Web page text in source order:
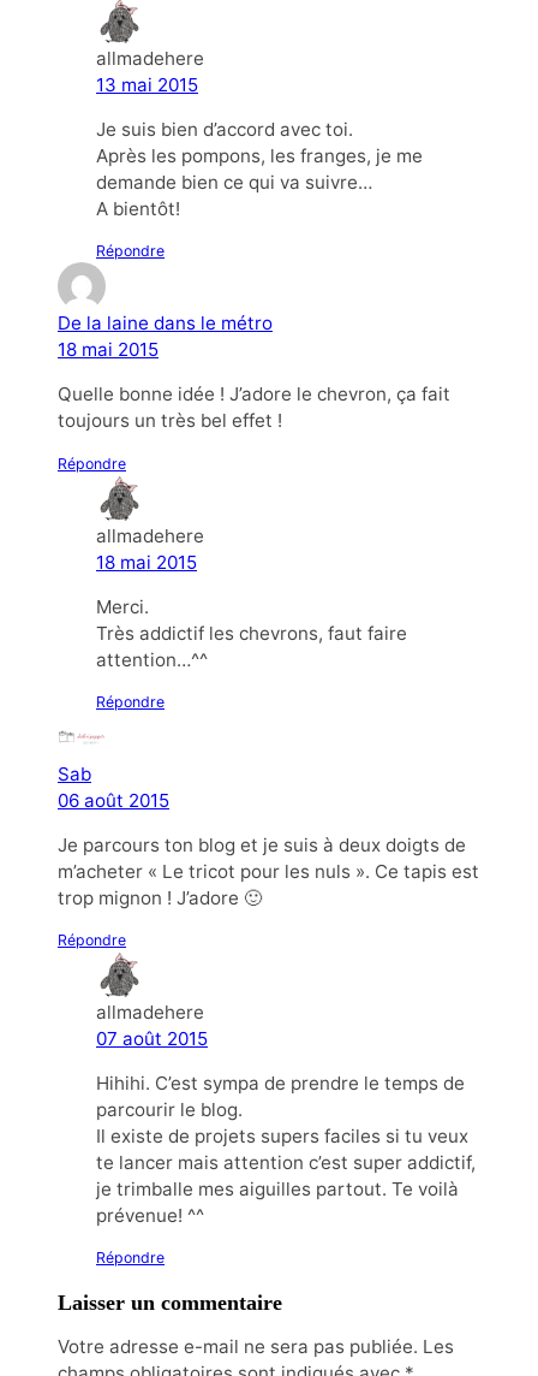
allmadehere
13 mai 2015
Je suis bien d’accord avec toi.
Après les pompons, les franges, je me
demande bien ce qui va suivre…
A bientôt!
Répondre
De la laine dans le métro
18 mai 2015
Quelle bonne idée ! J’adore le chevron, ça fait
toujours un très bel effet !
Répondre
allmadehere
18 mai 2015
Merci.
Très addictif les chevrons, faut faire
attention…^^
Répondre
Sab
06 août 2015
Je parcours ton blog et je suis à deux doigts de
m’acheter « Le tricot pour les nuls ». Ce tapis est
trop mignon ! J’adore 🙂
Répondre
allmadehere
07 août 2015
Hihihi. C’est sympa de prendre le temps de
parcourir le blog.
Il existe de projets supers faciles si tu veux
te lancer mais attention c’est super addictif,
je trimballe mes aiguilles partout. Te voilà
prévenue! ^^
Répondre
Laisser un commentaire
Votre adresse e-mail ne sera pas publiée. Les